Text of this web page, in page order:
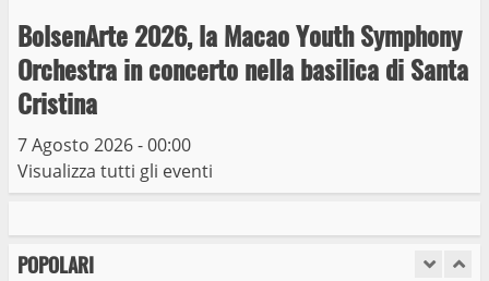
BolsenArte 2026, la Macao Youth Symphony
Orchestra in concerto nella basilica di Santa
Cristina
7 Agosto 2026 - 00:00
Visualizza tutti gli eventi
POPOLARI
Giochi Sportivi Studenteschi di Atletica a
Viterbo
I Carabinieri arrestano due giovani per
stupefacenti